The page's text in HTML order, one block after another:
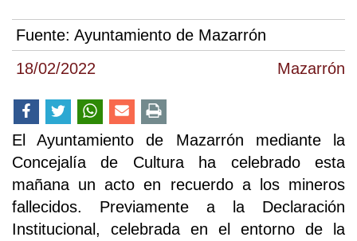
18/02/2022 Mazarrón
Fuente: Ayuntamiento de Mazarrón
El Ayuntamiento de Mazarrón mediante la
Concejalía de Cultura ha celebrado esta
mañana un acto en recuerdo a los mineros
fallecidos. Previamente a la Declaración
Institucional, celebrada en el entorno de la